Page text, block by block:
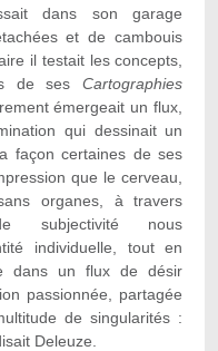
dans son garage
et de cambouis
il testait les concepts,
de sesCartographies
émergeait un flux,
qui dessinait un
façon certaines de ses
que le cerveau,
organes, à travers
subjectivité nous
individuelle, tout en
dans un flux de désir
passionnée, partagée
de singularités :
Deleuze.